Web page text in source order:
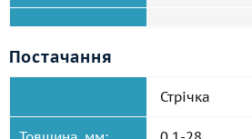
Постачання
Стрічка